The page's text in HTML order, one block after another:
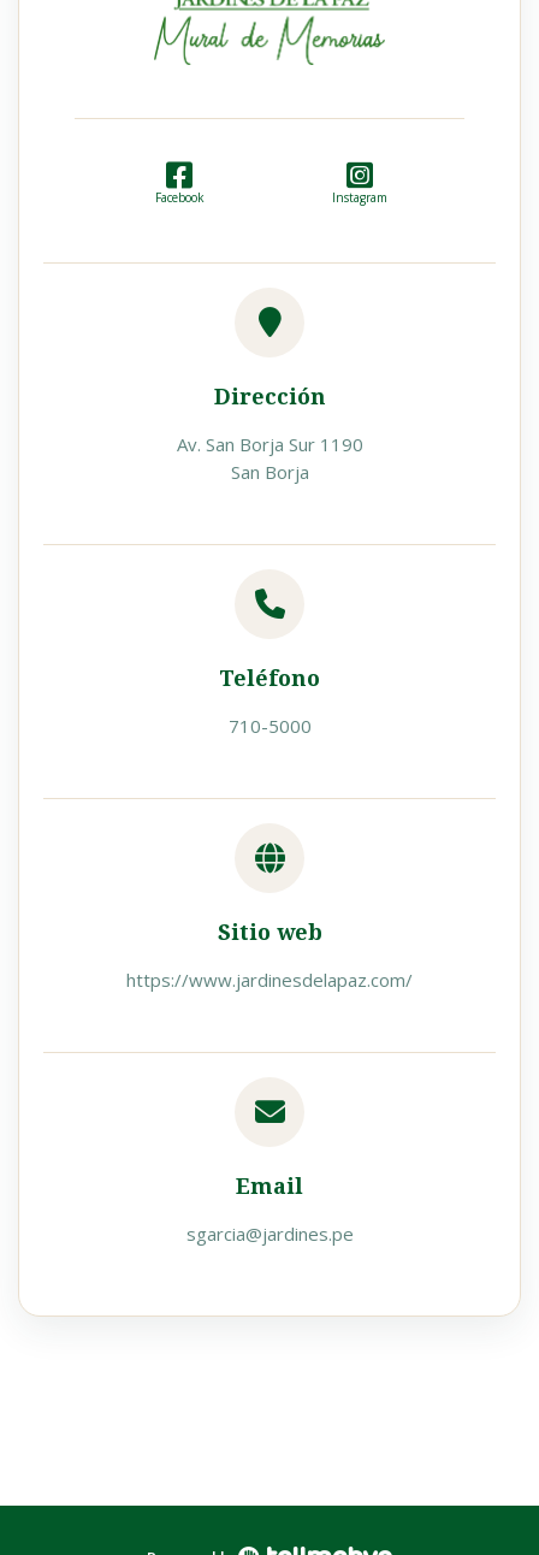
Facebook Instagram
Dirección
Av. San Borja Sur 1190
San Borja
Teléfono
710-5000
Sitio web
https://www.jardinesdelapaz.com/
Email
sgarcia@jardines.pe